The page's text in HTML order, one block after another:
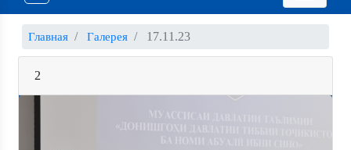
Главная Галерея 17.11.23
2